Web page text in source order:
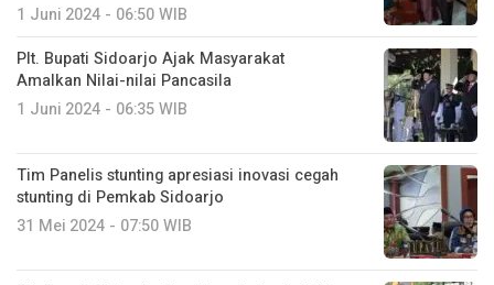
1 Juni 2024 - 06:50 WIB
Plt. Bupati Sidoarjo Ajak Masyarakat
Amalkan Nilai-nilai Pancasila
1 Juni 2024 - 06:35 WIB
Tim Panelis stunting apresiasi inovasi cegah
stunting di Pemkab Sidoarjo
31 Mei 2024 - 07:50 WIB